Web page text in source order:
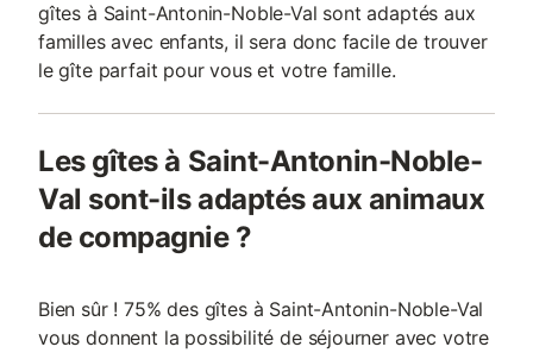
gîtes à Saint-Antonin-Noble-Val sont adaptés aux
familles avec enfants, il sera donc facile de trouver
le gîte parfait pour vous et votre famille.
Les gîtes à Saint-Antonin-Noble-
Val sont-ils adaptés aux animaux
de compagnie ?
Bien sûr ! 75% des gîtes à Saint-Antonin-Noble-Val
vous donnent la possibilité de séjourner avec votre